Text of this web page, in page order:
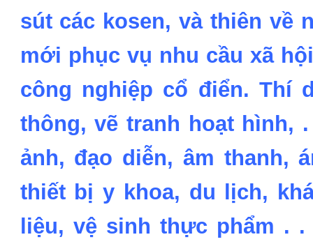
sút các kosen, và thiên về
mới phục vụ nhu cầu xã
công nghiệp cổ điển. Thí
thông, vẽ tranh hoạt hình,
ảnh, đạo diễn, âm thanh,
thiết bị y khoa, du lịch,
liệu, vệ sinh thực phẩm .